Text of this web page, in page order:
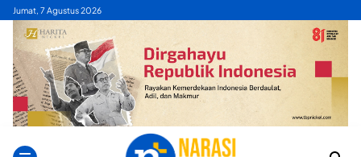
Skip
content
Jumat, 7 Agustus 2026